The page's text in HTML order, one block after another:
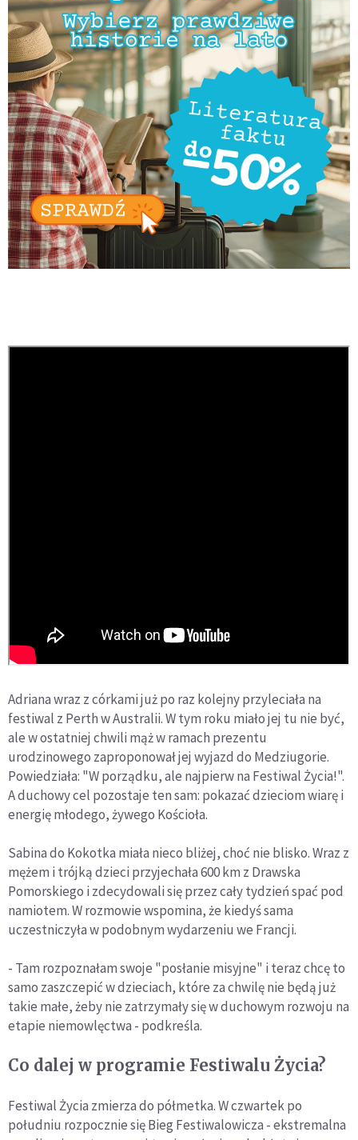
Adriana wraz z córkami już po raz kolejny przyleciała na
festiwal z Perth w Australii. W tym roku miało jej tu nie być,
ale w ostatniej chwili mąż w ramach prezentu
urodzinowego zaproponował jej wyjazd do Medziugorie.
Powiedziała: "W porządku, ale najpierw na Festiwal Życia!".
A duchowy cel pozostaje ten sam: pokazać dzieciom wiarę i
energię młodego, żywego Kościoła.
Sabina do Kokotka miała nieco bliżej, choć nie blisko. Wraz z
mężem i trójką dzieci przyjechała 600 km z Drawska
Pomorskiego i zdecydowali się przez cały tydzień spać pod
namiotem. W rozmowie wspomina, że kiedyś sama
uczestniczyła w podobnym wydarzeniu we Francji.
- Tam rozpoznałam swoje "posłanie misyjne" i teraz chcę to
samo zaszczepić w dzieciach, które za chwilę nie będą już
takie małe, żeby nie zatrzymały się w duchowym rozwoju na
etapie niemowlęctwa - podkreśla.
Co dalej w programie Festiwalu Życia?
Festiwal Życia zmierza do półmetka. W czwartek po
południu rozpocznie się Bieg Festiwalowicza - ekstremalna